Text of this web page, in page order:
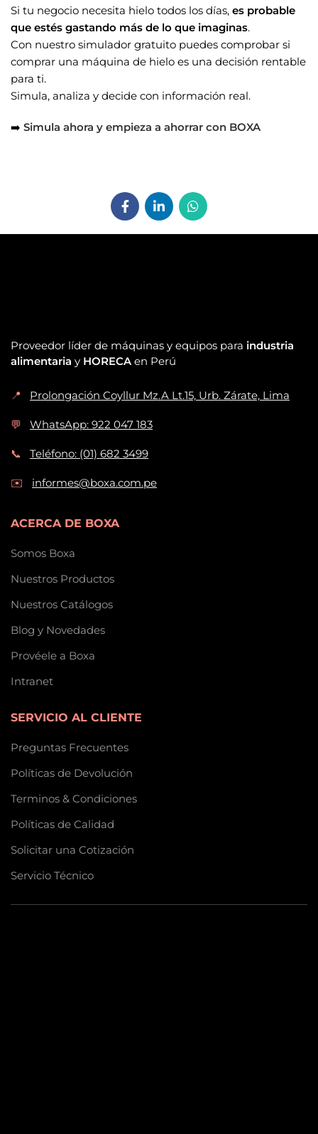
Si tu negocio necesita hielo todos los días, es probable
que estés gastando más de lo que imaginas.
Con nuestro simulador gratuito puedes comprobar si
comprar una máquina de hielo es una decisión rentable
para ti.
Simula, analiza y decide con información real.
➡️ Simula ahora y empieza a ahorrar con BOXA
Proveedor líder de máquinas y equipos para industria
alimentaria y HORECA en Perú
📍 Prolongación Coyllur Mz.A Lt.15, Urb. Zárate, Lima
💬 WhatsApp: 922 047 183
📞 Teléfono: (01) 682 3499
✉️ informes@boxa.com.pe
ACERCA DE BOXA
Somos Boxa
Nuestros Productos
Nuestros Catálogos
Blog y Novedades
Provéele a Boxa
Intranet
SERVICIO AL CLIENTE
Preguntas Frecuentes
Políticas de Devolución
Terminos & Condiciones
Políticas de Calidad
Solicitar una Cotización
Servicio Técnico